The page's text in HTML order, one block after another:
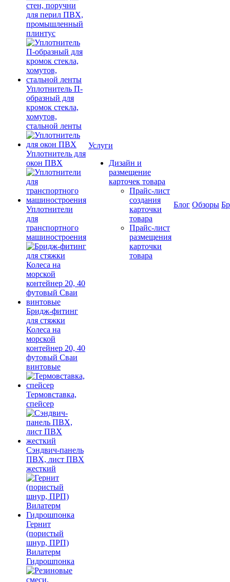
стен, поручни
для перил ПВХ,
промышленный
плинтус
Уплотнитель П-
образный для
кромок стекла,
хомутов,
стальной ленты
Уплотнитель для
окон ПВХ
Уплотнители
для
транспортного
машиностроения
Бридж-фитинг
для стяжки
Колеса на
морской
контейнер 20, 40
футовый Сваи
винтовые
Термовставка,
спейсер
Сэндвич-панель
ПВХ, лист ПВХ
жесткий
Гернит
(пористый
шнур, ПРП)
Вилатерм
Гидрошпонка
Услуги
Дизайн и
размещение
карточек товара
Прайс-лист
создания
карточки
товара
Прайс-лист
размещения
карточки
товара
Блог Обзоры